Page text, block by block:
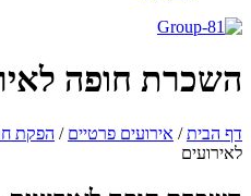
חופה
הבית/אירועים פרטיים/הפקת